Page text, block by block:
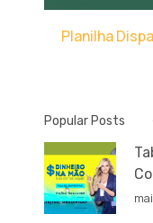
Planilha
Popular Posts